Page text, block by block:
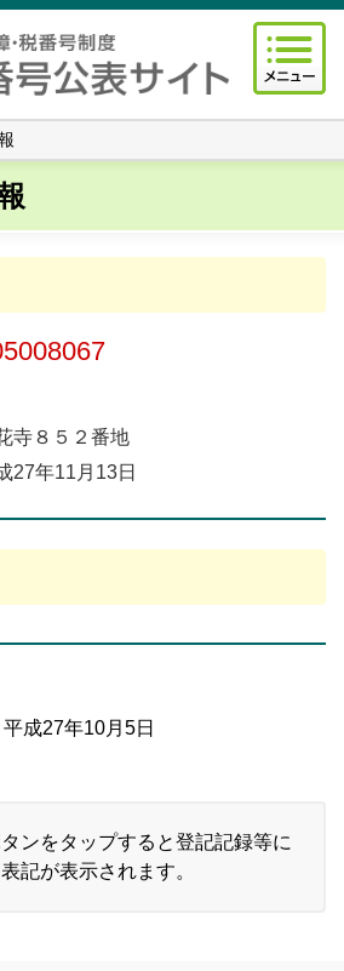
寺８５２番地
27年11月13日
平成27年10月5日
ンをタップすると登記記録等に
記が表示されます。